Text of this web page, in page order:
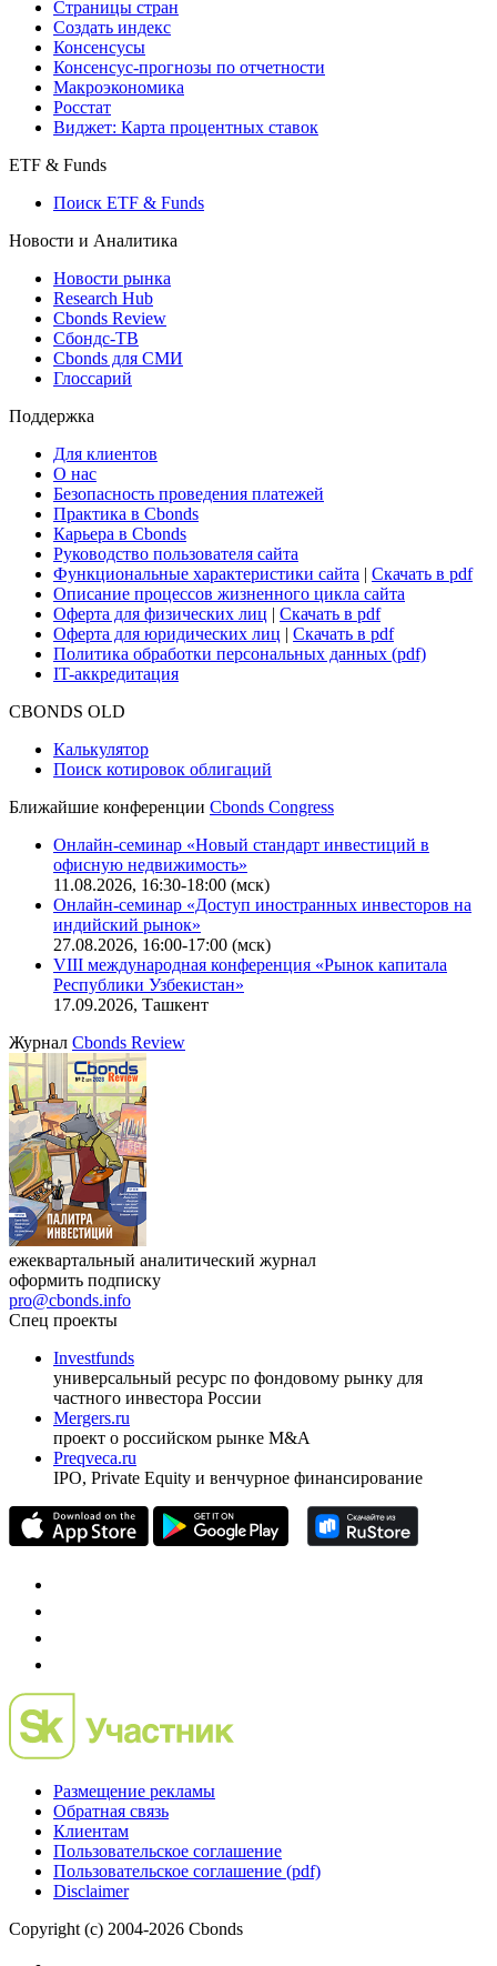
Индексы
Поиск индексов
Страницы стран
Создать индекс
Консенсусы
Консенсус-прогнозы по отчетности
Макроэкономика
Виджет: Карта процентных ставок
ETF & Funds
Поиск ETF & Funds
Новости и Аналитика
Новости рынка
Research Hub
Cbonds Review
Сбондс-ТВ
Глоссарий
Поддержка
Для клиентов
О нас
Безопасность проведения платежей
Практика в Cbonds
Карьера в Cbonds
Руководство пользователя сайта
Функциональные характеристики сайта|Скачать в pdf
Описание процессов жизненного цикла сайта
Оферта для физических лиц
Оферта для юридических лиц
IT-аккредитация
Поиск котировок облигаций
Ближайшие конференцииCbonds Congress
Онлайн-семинар «Новый стандарт инвестиций в
офисную недвижимость»
11.08.2026, 16:30-18:00 (мск)
Онлайн-семинар «Доступ иностранных инвесторов на
индийский рынок»
VIII международная конференция «Рынок капитала
Республики Узбекистан»
17.09.2026, Ташкент
ЖурналCbonds Review
ежеквартальный аналитический журнал
оформить подписку
pro@cbonds.info
Спец проекты
Investfunds
универсальный ресурс по фондовому рынку для
частного инвестора России
проект о российском рынке M&A
Preqveca.ru
Размещение рекламы
Обратная связь
Пользовательское соглашение